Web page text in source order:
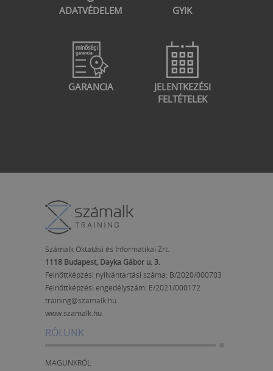
ADATVÉDELEM GYIK
GARANCIA
JELENTKEZÉSI
FELTÉTELEK
Számalk Oktatási és Informatikai Zrt.
1118 Budapest, Dayka Gábor u. 3.
Felnőttképzési nyilvántartási száma: B/2020/000703
Felnőttképzési engedélyszám: E/2021/000172
training@szamalk.hu
www.szamalk.hu
RÓLUNK
MAGUNKRÓL